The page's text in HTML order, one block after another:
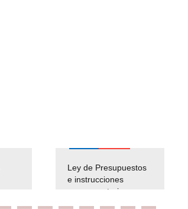
Ley de Presupuestos
e instrucciones
presuspuetarias